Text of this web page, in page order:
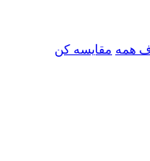
همه مقایسه کن